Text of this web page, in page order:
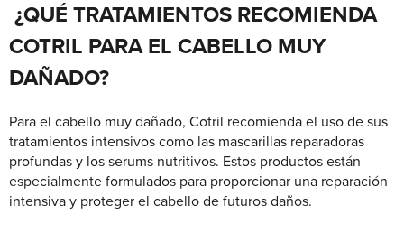
¿QUÉ TRATAMIENTOS RECOMIENDA
COTRIL PARA EL CABELLO MUY
DAÑADO?
Para el cabello muy dañado, Cotril recomienda el uso de sus
tratamientos intensivos como las mascarillas reparadoras
profundas y los serums nutritivos. Estos productos están
especialmente formulados para proporcionar una reparación
intensiva y proteger el cabello de futuros daños.